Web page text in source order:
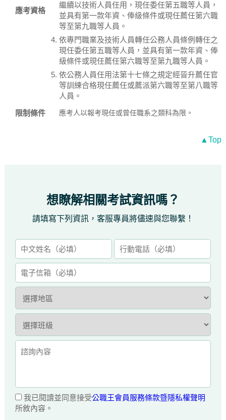
應考資格
繼續以技術人員任用，現任委任第五職等人員，
並具有第一款年資、俸級條件或現任薦任第六職
等至第九職等人員。
依專門職業及技術人員轉任公務人員條例轉任之
現任委任第五職等人員，並具有第一款年資、俸
級條件或現任薦任第六職等至第九職等人員。
依公務人員任用法第十七條之規定經晉升薦任官
等訓練合格現任薦任或薦派第六職等至第八職等
人員。
限制條件
應考人以報考現任或曾任職系之類科為限。
▲Top
想瞭解相關考試資訊嗎？
請填寫下列資訊，客服專員將儘速與您聯繫！
我已閱讀並同意接受公職王會員服務條款暨隱私權聲明
所敘內容。